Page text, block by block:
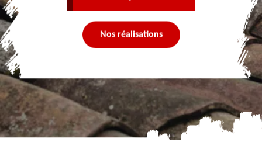
Nos réalisations